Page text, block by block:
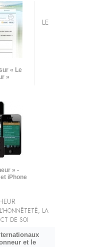
« Le
»
» -
iPhone
LE
LA
DE SOI
et le